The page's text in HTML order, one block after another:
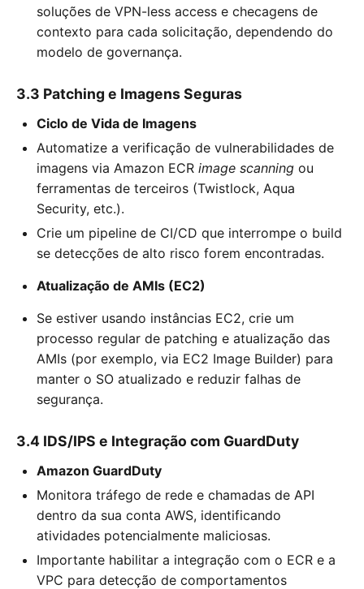
soluções de VPN-less access e checagens de
contexto para cada solicitação, dependendo do
modelo de governança.
3.3 Patching e Imagens Seguras
Ciclo de Vida de Imagens
Automatize a verificação de vulnerabilidades de
imagens via Amazon ECR image scanning ou
ferramentas de terceiros (Twistlock, Aqua
Security, etc.).
Crie um pipeline de CI/CD que interrompe o build
se detecções de alto risco forem encontradas.
Atualização de AMIs (EC2)
Se estiver usando instâncias EC2, crie um
processo regular de patching e atualização das
AMIs (por exemplo, via EC2 Image Builder) para
manter o SO atualizado e reduzir falhas de
segurança.
3.4 IDS/IPS e Integração com GuardDuty
Amazon GuardDuty
Monitora tráfego de rede e chamadas de API
dentro da sua conta AWS, identificando
atividades potencialmente maliciosas.
Importante habilitar a integração com o ECR e a
VPC para detecção de comportamentos